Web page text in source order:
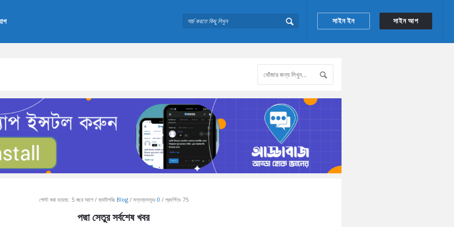
সাইন ইন সাইন আপ
পোস্ট করা হয়েছে: 5 বছর আগে ক্যাটাগরিঃ Blog মন্তব্যসমূহঃ 0 প্রদর্শিতঃ 75
পদ্মা সেতুর সর্বশেষ খবর